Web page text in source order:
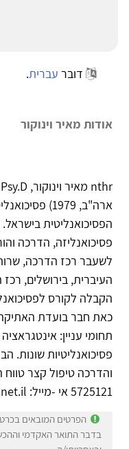
אודות מאיר וינוקור
ארה"ב, 1979)
הפסיכואנליטית
פסיכואנליזה, הדרכה
לשעבר רכז הדרכה,
העיברית, בירושלים,
הקבלה לקורס
כאת חבר בועדת
תחומי עניין:
פסיכואנליטיות שונות.